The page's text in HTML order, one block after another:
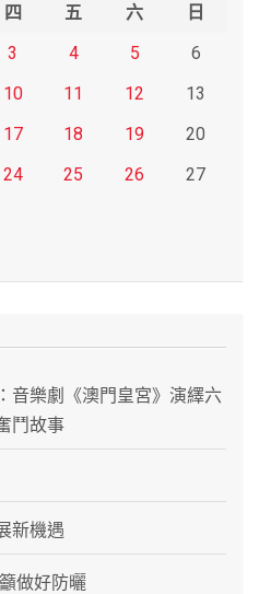
四 五 六
日
3 4 5
6
10 11 12
13
17 18 19
20
24 25 26
27
音樂劇《澳門皇宮》演繹六
鬥故事
新機遇
做好防曬